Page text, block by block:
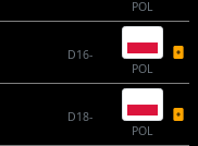
POL
D16-
POL
D18-
POL